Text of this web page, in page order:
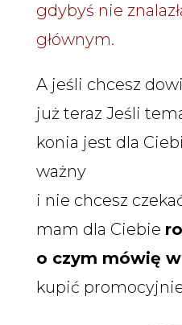
gdybyś nie
głównym.
A jeśli chcesz
już teraz Jeśli
konia jest dla
ważny
i nie chcesz
mam dla Ciebie
o czym mówię
kupić